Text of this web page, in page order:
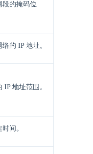
段的掩码位
的 IP 地址。
IP 地址范围。
间。